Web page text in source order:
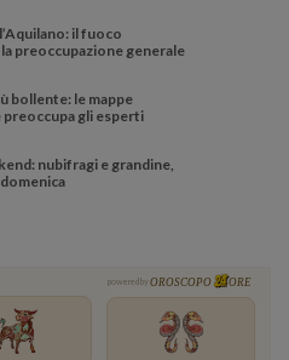
il fuoco
preoccupazione generale
bollente: le mappe
preoccupa gli esperti
nubifragi e grandine,
powered by OROSCOPO ORE